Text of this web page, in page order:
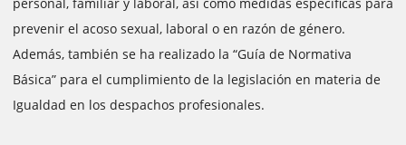
prevenir el acoso sexual, laboral o en razón de género.
Además, también se ha realizado la “Guía de Normativa
Básica” para el cumplimiento de la legislación en materia de
Igualdad en los despachos profesionales.